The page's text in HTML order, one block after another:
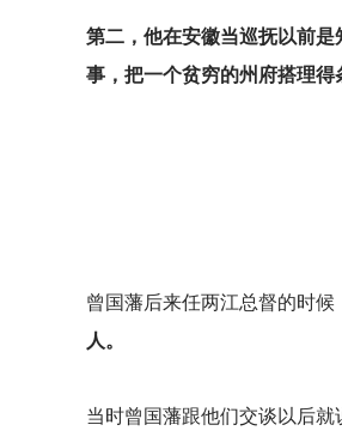
第二，他在安徽当巡抚以前
事，把一个贫穷的州府搭理得
曾国藩后来任两江总督的时候
人。
当时曾国藩跟他们交谈以后就